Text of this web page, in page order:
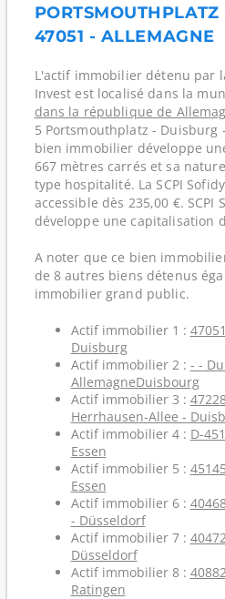
47051 - ALLEMAGNE
L'actif immobilier détenu par
Invest est localisé dans la
dans la république de
5 Portsmouthplatz - Duisburg
bien immobilier développe
667 mètres carrés et sa
type hospitalité. La SCPI
accessible dès 235,00 €. SCPI
développe une capitalisation
A noter que ce bien
de 8 autres biens détenus
immobilier grand public.
Actif immobilier 1 :
Duisburg
Actif immobilier 2 : - -
AllemagneDuisbourg
Actif immobilier 3 :
Herrhausen-Allee -
Actif immobilier 4 : D-
Essen
Actif immobilier 5 :
Essen
Actif immobilier 6 :
- Düsseldorf
Actif immobilier 7 :
Düsseldorf
Actif immobilier 8 :
Ratingen